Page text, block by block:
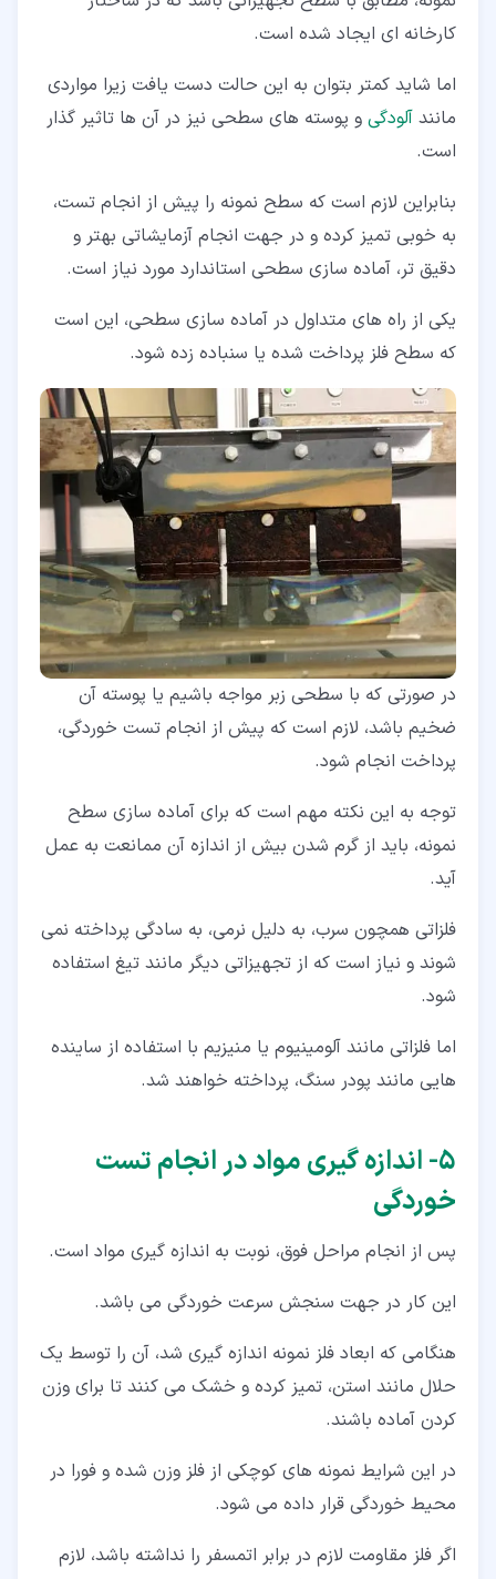
کارخانه ای ایجاد شده است.
اما شاید کمتر بتوان به این حالت دست یافت زیرا مواردی
مانند آلودگی و پوسته های سطحی نیز در آن ها تاثیر گذار
است.
بنابراین لازم است که سطح نمونه را پیش از انجام تست،
به خوبی تمیز کرده و در جهت انجام آزمایشاتی بهتر و
دقیق تر، آماده سازی سطحی استاندارد مورد نیاز است.
یکی از راه های متداول در آماده سازی سطحی، این است
که سطح فلز پرداخت شده یا سنباده زده شود.
در صورتی که با سطحی زبر مواجه باشیم یا پوسته آن
ضخیم باشد، لازم است که پیش از انجام تست خوردگی،
پرداخت انجام شود.
توجه به این نکته مهم است که برای آماده سازی سطح
نمونه، باید از گرم شدن بیش از اندازه آن ممانعت به عمل
آید.
فلزاتی همچون سرب، به دلیل نرمی، به سادگی پرداخته نمی
شوند و نیاز است که از تجهیزاتی دیگر مانند تیغ استفاده
شود.
اما فلزاتی مانند آلومینیوم یا منیزیم با استفاده از ساینده
هایی مانند پودر سنگ، پرداخته خواهند شد.
۵‏- اندازه گیری مواد در انجام تست
خوردگی
پس از انجام مراحل فوق، نوبت به اندازه گیری مواد است.
این کار در جهت سنجش سرعت خوردگی می باشد.
هنگامی که ابعاد فلز نمونه اندازه گیری شد، آن را توسط یک
حلال مانند استن، تمیز کرده و خشک می کنند تا برای وزن
کردن آماده باشند.
در این شرایط نمونه های کوچکی از فلز وزن شده و فورا در
محیط خوردگی قرار داده می شود.
اگر فلز مقاومت لازم در برابر اتمسفر را نداشته باشد، لازم